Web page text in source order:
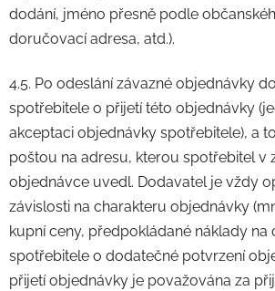
dodání, jméno přesně podle
doručovací adresa, atd.).
4.5. Po odeslání závazné objednávky
spotřebitele o přijetí této objednávky
akceptaci objednávky spotřebitele), a
poštou na adresu, kterou spotřebitel v
objednávce uvedl. Dodavatel je vždy
závislosti na charakteru objednávky
kupní ceny, předpokládané náklady
spotřebitele o dodatečné potvrzení
přijetí objednávky je považována za